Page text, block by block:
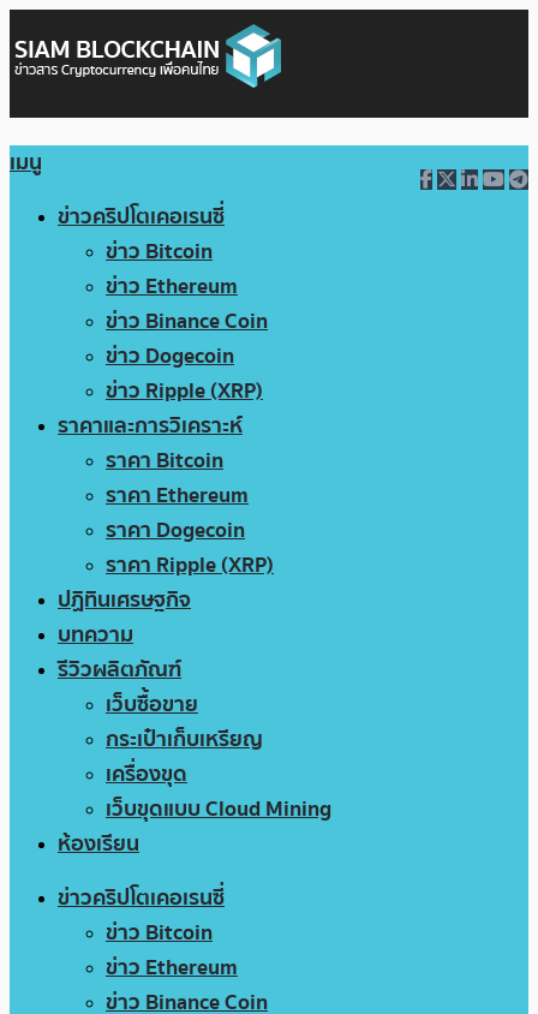
เมนู
ข่าวคริปโตเคอเรนซี่
ข่าว Bitcoin
ข่าว Ethereum
ข่าว Binance Coin
ข่าว Dogecoin
ข่าว Ripple (XRP)
ราคาและการวิเคราะห์
ราคา Bitcoin
ราคา Ethereum
ราคา Dogecoin
ราคา Ripple (XRP)
ปฏิทินเศรษฐกิจ
บทความ
รีวิวผลิตภัณฑ์
เว็บซื้อขาย
กระเป๋าเก็บเหรียญ
เครื่องขุด
เว็บขุดแบบ Cloud Mining
ห้องเรียน
ข่าวคริปโตเคอเรนซี่
ข่าว Bitcoin
ข่าว Ethereum
ข่าว Binance Coin